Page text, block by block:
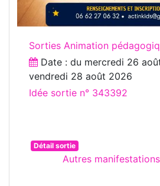
Sorties Animation
Date : du mercredi 26
vendredi 28 août 2026
Idée sortie n° 343392
Détail sortie
Autres